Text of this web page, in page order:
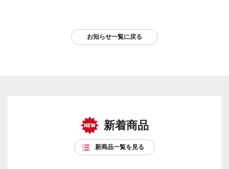
お知らせ一覧に戻る
新着商品
新商品一覧を見る